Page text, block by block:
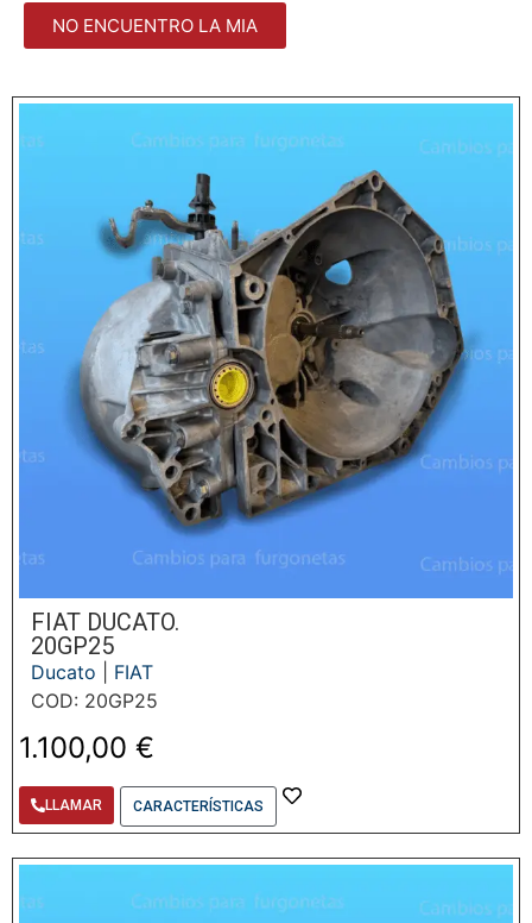
NO ENCUENTRO LA MIA
FIAT DUCATO.
20GP25
Ducato
FIAT
COD: 20GP25
1.100,00 €
LLAMAR CARACTERÍSTICAS